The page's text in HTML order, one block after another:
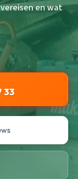
en wat
33